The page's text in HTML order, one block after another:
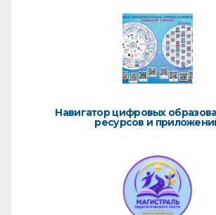
Навигатор цифровых
ресурсов и